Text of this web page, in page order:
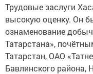
Трудовые заслуги
высокую оценку. Он
ознаменование
Татарстана»,
Татарстан, ОАО
Бавлинского